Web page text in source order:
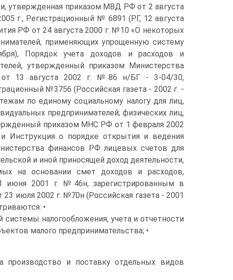
утвержденная приказом МВД РФ от 2 августа
г., Регистрационный № 6891 (РГ, 12 августа
РФ от 24 августа 2000 г. №10 «О некоторых
применяющих упрощенную систему
Порядок учета доходов и расходов и
утвержденный приказом Министерства
13 августа 2002 г. №86 н/БГ - 3-04/30,
№3756 (Российская газета - 2002 г. -
по единому социальному налогу для лиц,
предпринимателей; физических лиц,
приказом МНС РФ от 1 февраля 2002
о порядке открытия и ведения
финансов РФ лицевых счетов для
и иной приносящей доход деятельности,
на основании смет доходов и расходов,
июня 2001 г. №46н, зарегистрированным в
июля 2002 г. №70н (Российская газета - 2001
•
налогообложения, учета и отчетности
малого предпринимательства; •
производство и поставку отдельных видов